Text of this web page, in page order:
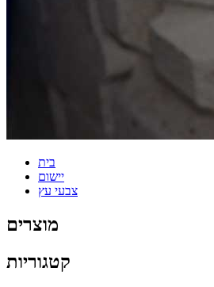
בית
יישום
צבעי עץ
מוצרים
קטגוריות